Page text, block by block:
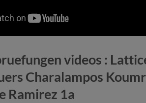
videos :
Charalampos
Ramirez 1a